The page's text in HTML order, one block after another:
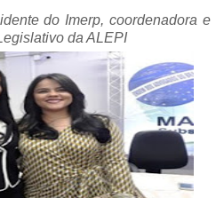
do Imerp, coordenadora e
da ALEPI